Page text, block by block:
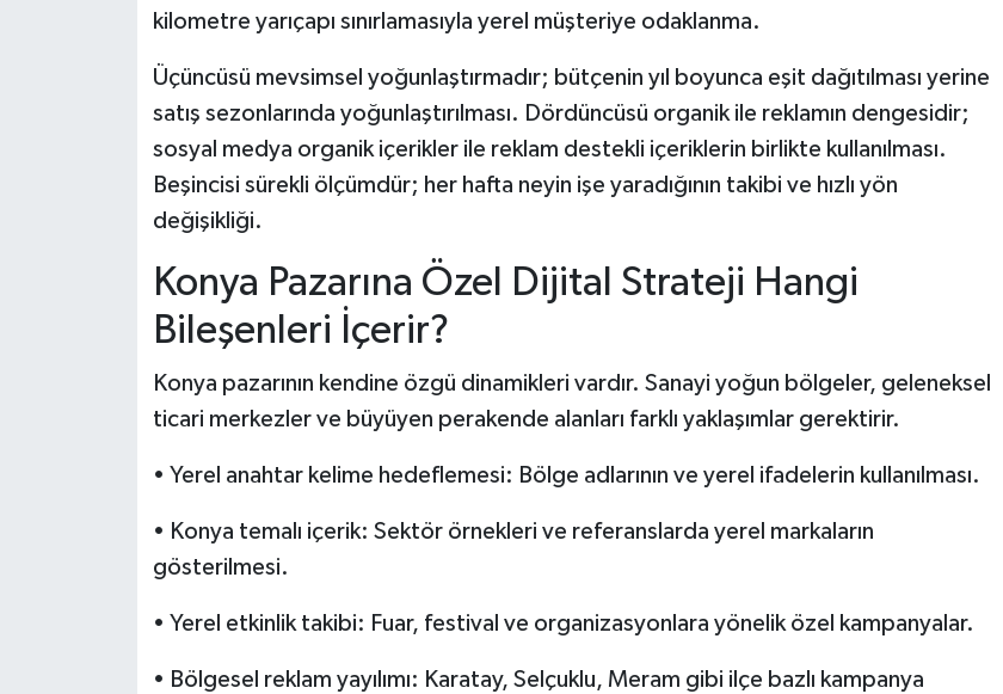
kilometre yarıçapı sınırlamasıyla yerel müşteriye odaklanma.
Üçüncüsü mevsimsel yoğunlaştırmadır; bütçenin yıl boyunca eşit dağıtılması yerine
satış sezonlarında yoğunlaştırılması. Dördüncüsü organik ile reklamın dengesidir;
sosyal medya organik içerikler ile reklam destekli içeriklerin birlikte kullanılması.
Beşincisi sürekli ölçümdür; her hafta neyin işe yaradığının takibi ve hızlı yön
değişikliği.
Konya Pazarına Özel Dijital Strateji Hangi
Bileşenleri İçerir?
Konya pazarının kendine özgü dinamikleri vardır. Sanayi yoğun bölgeler, geleneksel
ticari merkezler ve büyüyen perakende alanları farklı yaklaşımlar gerektirir.
• Yerel anahtar kelime hedeflemesi: Bölge adlarının ve yerel ifadelerin kullanılması.
• Konya temalı içerik: Sektör örnekleri ve referanslarda yerel markaların
gösterilmesi.
• Yerel etkinlik takibi: Fuar, festival ve organizasyonlara yönelik özel kampanyalar.
• Bölgesel reklam yayılımı: Karatay, Selçuklu, Meram gibi ilçe bazlı kampanya